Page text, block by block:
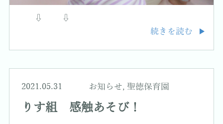
⇩ ⇩
続きを読む
2021.05.31 お知らせ, 聖徳保育園
りす組 感触あそび！